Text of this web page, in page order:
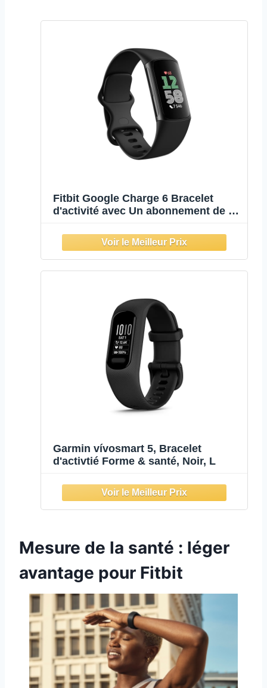
Fitbit Google Charge 6 Bracelet
d'activité avec Un abonnement de 3
Inclus, 7 Jours d'autonomie de
Batterie, Noir Volcanique/Aluminium
Noir
Garmin vívosmart 5, Bracelet
d'activtié Forme & santé, Noir, L
Mesure de la santé : léger
avantage pour Fitbit